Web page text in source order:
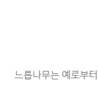
느릅나무는 예로부